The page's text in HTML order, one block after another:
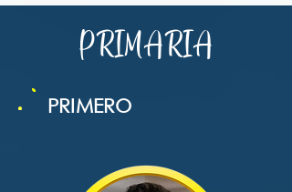
PRIMARIA
PRIMERO